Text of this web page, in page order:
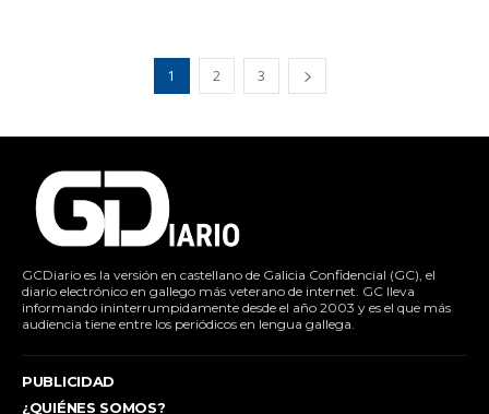
1 2 3
GCDiario es la versión en castellano de Galicia Confidencial (GC), el
diario electrónico en gallego más veterano de internet. GC lleva
informando ininterrumpidamente desde el año 2003 y es el que más
audiencia tiene entre los periódicos en lengua gallega.
PUBLICIDAD
¿QUIÉNES SOMOS?